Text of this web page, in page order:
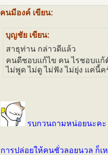
คนมีองค์ เขียน:
บุญชัย เขียน:
สาธุท่าน กล่าวดีแล้ว
คนดีชอบแก้ไข คน ไรชอบแก้
ไม่พูด ไม่ดู ไม่ฟัง ไม่ยุ่ง แค่นี้ค
รบกวนถามหน่อยนะคะ
การปล่อยให้คนชั่วลอยนวล ก็